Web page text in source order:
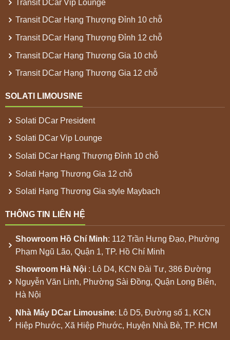
Transit DCar Vip Lounge
Transit DCar Hạng Thượng Đỉnh 10 chỗ
Transit DCar Hạng Thượng Đỉnh 12 chỗ
Transit DCar Hạng Thương Gia 10 chỗ
Transit DCar Hạng Thương Gia 12 chỗ
SOLATI LIMOUSINE
Solati DCar President
Solati DCar Vip Lounge
Solati DCar Hạng Thượng Đỉnh 10 chỗ
Solati Hạng Thương Gia 12 chỗ
Solati Hạng Thương Gia style Maybach
THÔNG TIN LIÊN HỆ
Showroom Hồ Chí Minh: 112 Trần Hưng Đạo, Phường
Phạm Ngũ Lão, Quận 1, TP. Hồ Chí Minh
Showroom Hà Nội: Lô D4, KCN Đài Tư, 386 Đường
Nguyễn Văn Linh, Phường Sài Đồng, Quận Long Biên,
Hà Nội
Nhà Máy DCar Limousine: Lô D5, Đường số 1, KCN
Hiệp Phước, Xã Hiệp Phước, Huyện Nhà Bè, TP. HCM